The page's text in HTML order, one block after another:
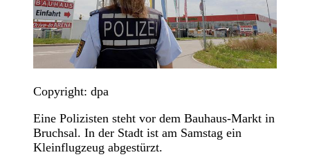
Copyright: dpa
Eine Polizisten steht vor dem Bauhaus-Markt in
Bruchsal. In der Stadt ist am Samstag ein
Kleinflugzeug abgestürzt.